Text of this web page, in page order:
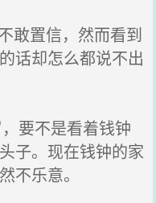
置信，然而看到
话却怎么都说不出
要不是看着钱钟
子。现在钱钟的家
不乐意。